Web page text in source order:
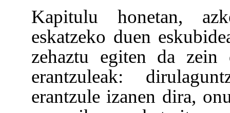
Kapitulu honetan,
eskatzeko duen
zehaztu egiten da
erantzuleak:
erantzule izanen dira,